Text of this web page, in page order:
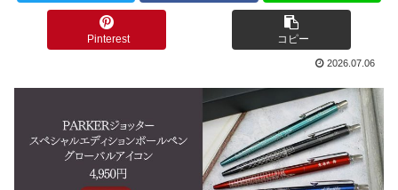
Pinterest コピー
2026.07.06